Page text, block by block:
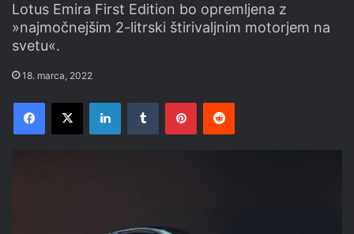
Lotus Emira First Edition bo opremljena z
»najmočnejšim 2-litrski štirivaljnim motorjem na
svetu«.
18. marca, 2022
Facebook
X LinkedInTumblr PinterestReddit